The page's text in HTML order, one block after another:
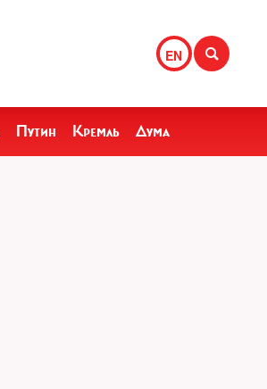
EN
Путин Кремль Дума